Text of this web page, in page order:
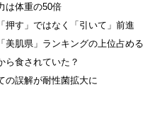
は体重の50倍
押す」ではなく「引いて」前進
美肌県」ランキングの上位占める
ら食されていた？
の誤解が耐性菌拡大に